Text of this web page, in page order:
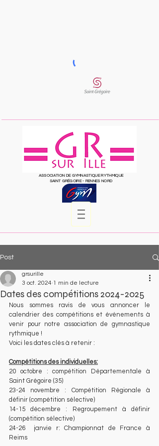
ASSOCIATION DE GYMNASTIQUE RYTHMIQUE
SAINT GRÉGOIRE- RENNES NORD
Post
Dates des compétitions 2024-2025
grsurille
3 oct. 2024 1 min de lecture
Nous sommes ravis de vous annoncer le
calendrier des compétitions et événements à
venir pour notre association de gymnastique
rythmique !
Voici les dates clés à retenir :
Compétitions des individuelles:
20 octobre : compétition Départementale à
Saint Grégoire (35)
23-24 novembre : Compétition Régionale à
définir (compétition sélective)
14-15 décembre : Regroupement à définir
(compétition sélective)
24-26  janvie r: Championnat de France à
Reims